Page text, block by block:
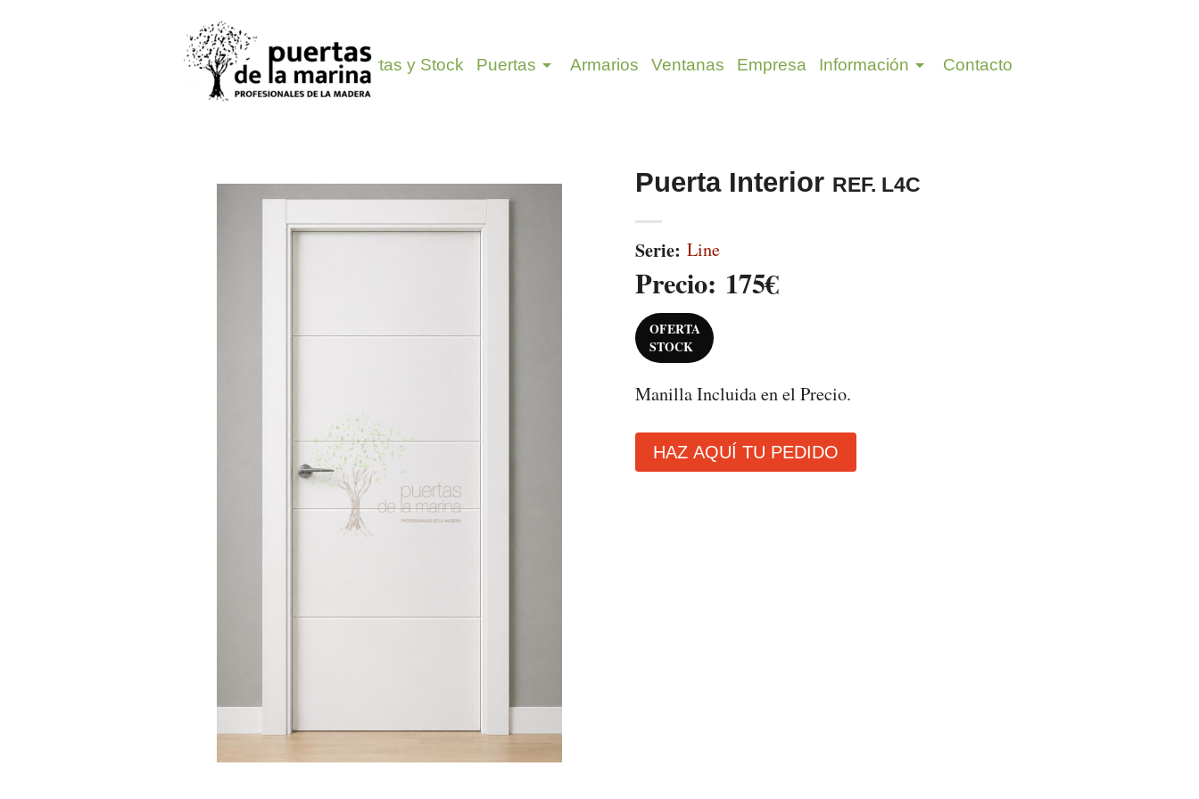
Ofertas y Stock Puertas arrow_drop_down Armarios Ventanas Empresa Información arrow_drop_down Contacto
Puerta Interior REF. L4C
Serie:Line
Precio: 175€
OFERTA
STOCK
Manilla Incluida en el Precio.